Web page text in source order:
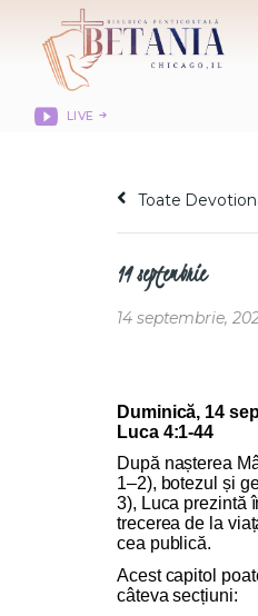
LIVE
DESPRE NOI
CITIREA BIBLIEI
MISIUNEA
LOGIN
PORTAL
Toate
14 septembrie
14 septembrie,
Duminică, 14
Luca 4:1-44
După nașterea
1–2), botezul și
3), Luca prezintă
trecerea de la
cea publică.
Acest capitol
câteva secțiuni: